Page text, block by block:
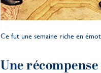
Ce fut une semaine riche en
Une